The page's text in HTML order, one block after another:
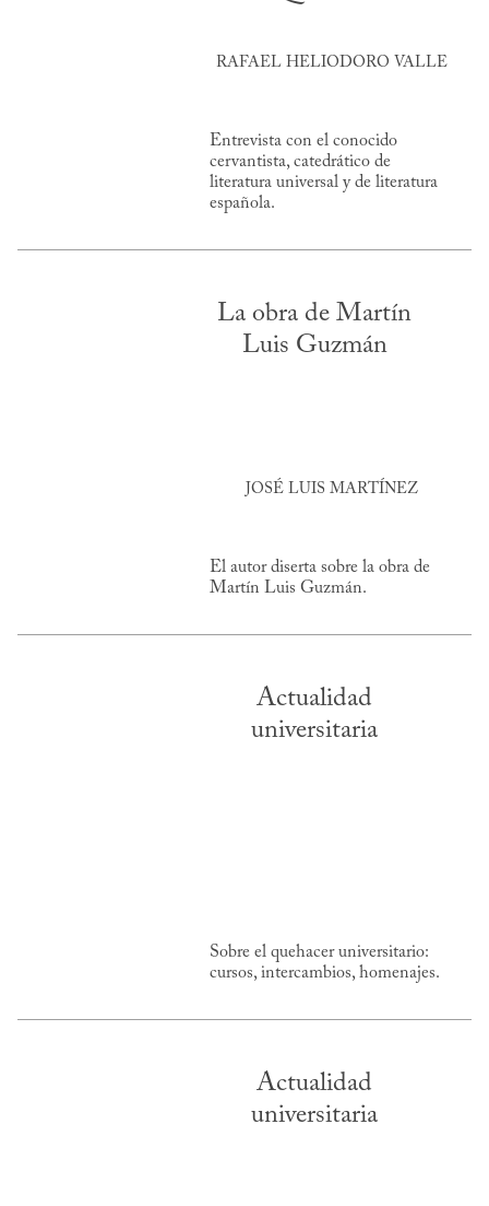
RAFAEL HELIODORO VALLE
Entrevista con el conocido
cervantista, catedrático de
literatura universal y de literatura
española.
La obra de Martín
Luis Guzmán
JOSÉ LUIS MARTÍNEZ
El autor diserta sobre la obra de
Martín Luis Guzmán.
Actualidad
universitaria
Sobre el quehacer universitario:
cursos, intercambios, homenajes.
Actualidad
universitaria